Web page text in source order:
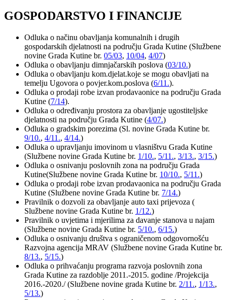
GOSPODARSTVO I FINANCIJE
Odluka o načinu obavljanja komunalnih i drugih
gospodarskih djelatnosti na području Grada Kutine (Službene
novine Grada Kutine br. 05/03, 10/04, 4/07)
Odluka o obavljanju dimnjačarskih poslova (03/10.)
Odluka o obavljanju kom.djelat.koje se mogu obavljati na
temelju Ugovora o povjer.kom.poslova (6/11.).
Odluka o prodaji robe izvan prodavaonice na području Grada
Kutine (7/14).
Odluka o određivanju prostora za obavljanje ugostiteljske
djelatnosti na području Grada Kutine (4/07.)
Odluka o gradskim porezima (Sl. novine Grada Kutine br.
9/10., 4/11., 4/14.)
Odluka o upravljanju imovinom u vlasništvu Grada Kutine
(Službene novine Grada Kutine br. 1/10., 5/11., 3/13., 3/15.)
Odluka o osnivanju poslovnih zona na području Grada
Kutine(Službene novine Grada Kutine br. 10/10., 5/11.)
Odluka o prodaji robe izvan prodavaonica na području Grada
Kutine (Službene novine Grada Kutine br. 7/14.)
Pravilnik o dozvoli za obavljanje auto taxi prijevoza (
Službene novine Grada Kutine br. 1/12.)
Pravilnik o uvjetima i mjerilima za davanje stanova u najam
(Službene novine Grada Kutine br. 5/10., 6/15.)
Odluka o osnivanju društva s ograničenom odgovornošću
Razvojna agencija MRAV (Službene novine Grada Kutine br.
8/13., 5/15.)
Odluka o prihvaćanju programa razvoja poslovnih zona
Grada Kutine za razdoblje 2011.-2015. godine /Projekcija
2016.-2020./ (Službene novine grada Kutine br. 2/11., 1/13.,
5/13.)